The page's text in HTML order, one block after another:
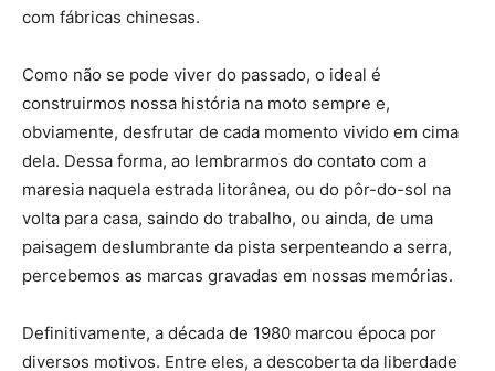
com fábricas chinesas.
Como não se pode viver do passado, o ideal é
construirmos nossa história na moto sempre e,
obviamente, desfrutar de cada momento vivido em cima
dela. Dessa forma, ao lembrarmos do contato com a
maresia naquela estrada litorânea, ou do pôr-do-sol na
volta para casa, saindo do trabalho, ou ainda, de uma
paisagem deslumbrante da pista serpenteando a serra,
percebemos as marcas gravadas em nossas memórias.
Definitivamente, a década de 1980 marcou época por
diversos motivos. Entre eles, a descoberta da liberdade